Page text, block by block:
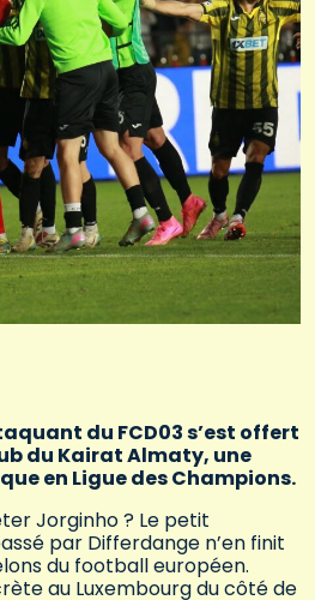
du FCD03 s’est offert
du Kairat Almaty, une
en Ligue des Champions.
Jorginho ? Le petit
par Differdange n’en finit
du football européen.
au Luxembourg du côté de